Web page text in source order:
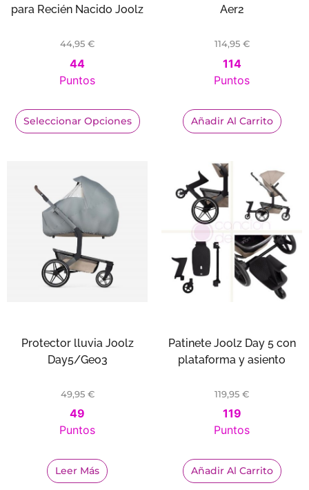
para Recién Nacido Joolz
44,95 €
44
Puntos
Seleccionar Opciones
Aer2
114,95 €
114
Puntos
Añadir Al Carrito
Protector lluvia Joolz
Day5/Geo3
49,95 €
49
Puntos
Leer Más
Patinete Joolz Day 5 con
plataforma y asiento
119,95 €
119
Puntos
Añadir Al Carrito